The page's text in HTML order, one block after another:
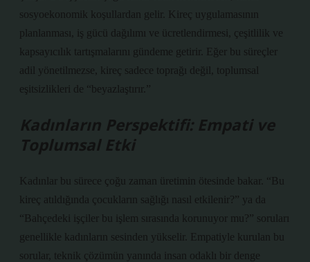
sosyoekonomik koşullardan gelir. Kireç uygulamasının
planlanması, iş gücü dağılımı ve ücretlendirmesi, çeşitlilik ve
kapsayıcılık tartışmalarını gündeme getirir. Eğer bu süreçler
adil yönetilmezse, kireç sadece toprağı değil, toplumsal
eşitsizlikleri de “beyazlaştırır.”
Kadınların Perspektifi: Empati ve
Toplumsal Etki
Kadınlar bu sürece çoğu zaman üretimin ötesinde bakar. “Bu
kireç atıldığında çocukların sağlığı nasıl etkilenir?” ya da
“Bahçedeki işçiler bu işlem sırasında korunuyor mu?” soruları
genellikle kadınların sesinden yükselir. Empatiyle kurulan bu
sorular, teknik çözümün yanında insan odaklı bir denge